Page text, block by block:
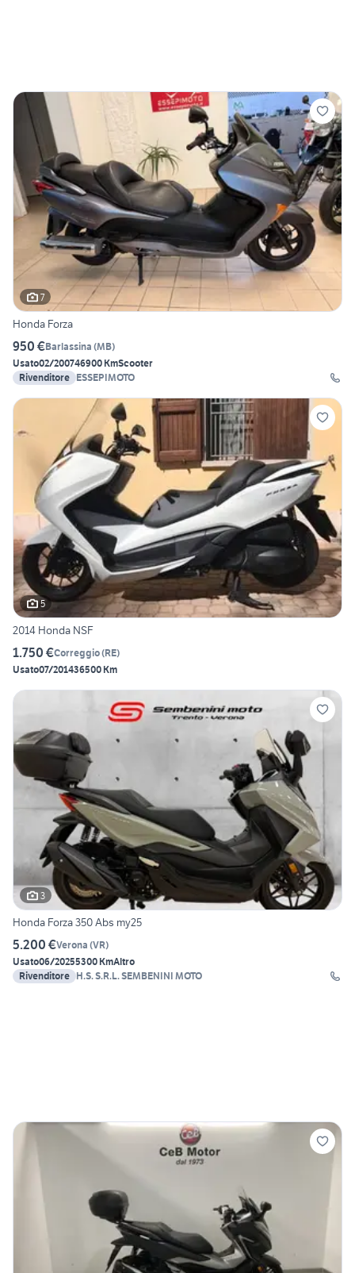
7
Honda Forza
950 €Barlassina (MB)
Usato02/200746900 KmScooter
Rivenditore ESSEPIMOTO
5
2014 Honda NSF
1.750 €Correggio(RE)
Usato07/201436500 Km
3
Honda Forza 350 Abs my25
5.200 €Verona (VR)
Usato06/20255300 KmAltro
Rivenditore H.S. S.R.L. SEMBENINI MOTO